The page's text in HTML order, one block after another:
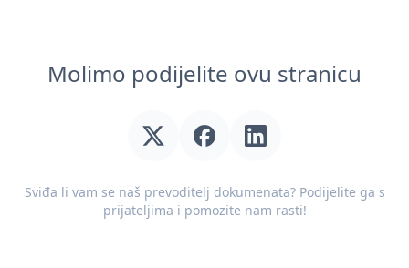
Molimo podijelite ovu stranicu
Sviđa li vam se naš prevoditelj dokumenata? Podijelite ga s
prijateljima i pomozite nam rasti!